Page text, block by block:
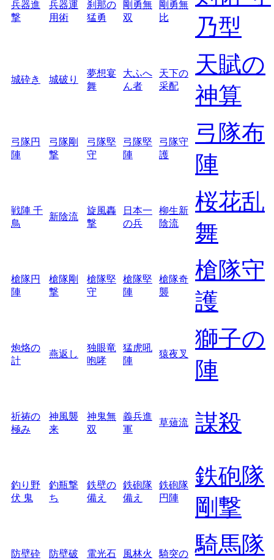
兵器進
撃
兵器運
用術
刹那の
猛勇
剛勇無
双
剛勇無
比
乃型
城砕き 城破り
夢想宴
舞
大ふへ
ん者
天下の
采配
天賦の
神算
弓隊円
陣
弓隊剛
撃
弓隊堅
守
弓隊堅
陣
弓隊守
護
弓隊布
陣
戦陣 千
鳥
新陰流
旋風轟
撃
日本一
の兵
柳生新
陰流
桜花乱
舞
槍隊円
陣
槍隊剛
撃
槍隊堅
守
槍隊堅
陣
槍隊奇
襲
槍隊守
護
炮烙の
計
燕返し
独眼竜
咆哮
猛虎吼
陣
猿夜叉
獅子の
陣
祈祷の
極み
神風襲
来
神鬼無
双
義兵進
軍
草薙流 謀殺
釣り野
伏 鬼
釣瓶撃
ち
鉄壁の
備え
鉄砲隊
備え
鉄砲隊
円陣
鉄砲隊
剛撃
防壁砕
防壁破
電光石
風林火
騎突の
騎馬隊